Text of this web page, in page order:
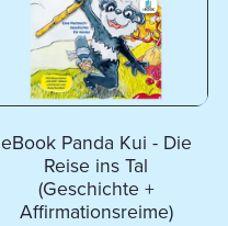
eBook Panda Kui - Die
Reise ins Tal
(Geschichte +
Affirmationsreime)